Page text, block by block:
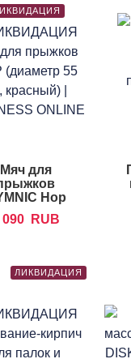
Мяч для
Hop
090
RUB
ЛИКВИДАЦИЯ